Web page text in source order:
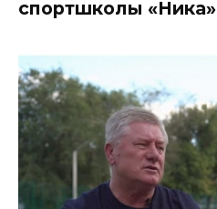
спортшколы «Ника»